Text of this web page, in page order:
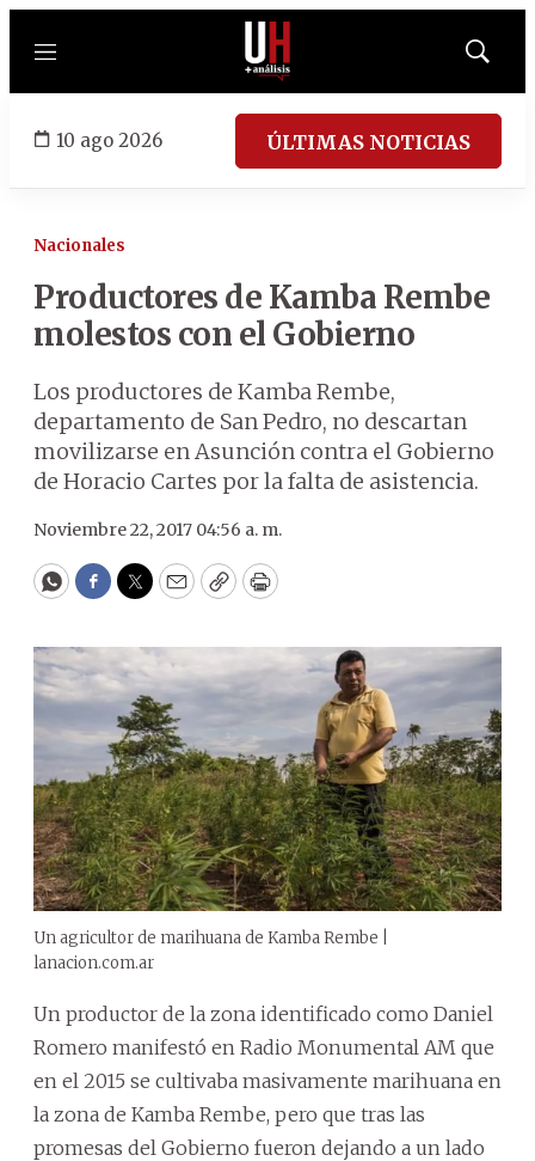
Menú
Mostrar
10 ago 2026 ÚLTIMAS NOTICIAS
Nacionales
Productores de Kamba Rembe
molestos con el Gobierno
Los productores de Kamba Rembe,
departamento de San Pedro, no descartan
movilizarse en Asunción contra el Gobierno
de Horacio Cartes por la falta de asistencia.
Noviembre 22, 2017 04:56 a. m.
WhatsApp
Facebook
Twitter
EmailCopyPrint
Un agricultor de marihuana de Kamba Rembe |
lanacion.com.ar
Un productor de la zona identificado como Daniel
Romero manifestó en Radio Monumental AM que
en el 2015 se cultivaba masivamente marihuana en
la zona de Kamba Rembe, pero que tras las
promesas del Gobierno fueron dejando a un lado